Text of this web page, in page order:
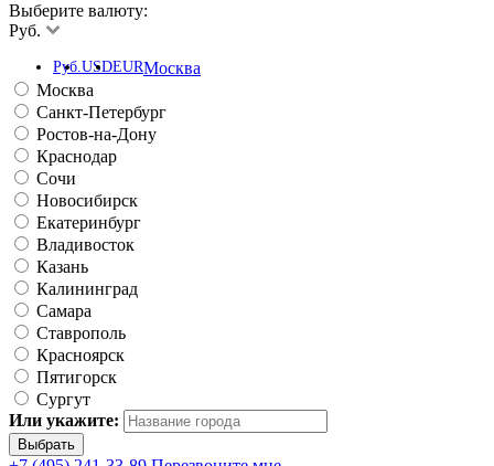
Выберите валюту:
Руб.
Руб.USDEURМосква
Москва
Санкт-Петербург
Ростов-на-Дону
Краснодар
Сочи
Новосибирск
Екатеринбург
Владивосток
Казань
Калининград
Самара
Ставрополь
Красноярск
Пятигорск
Сургут
Или укажите: